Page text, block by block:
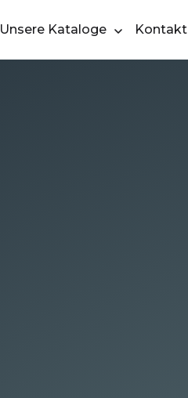
Unsere Kataloge Kontakt